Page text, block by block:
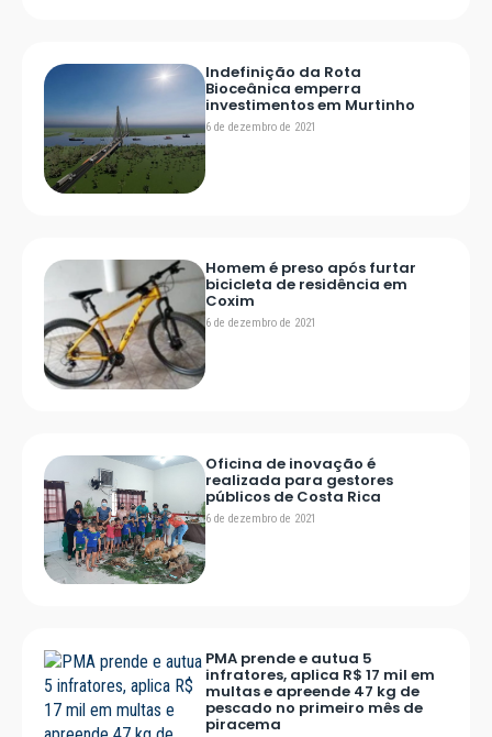
Indefinição da Rota
Bioceânica emperra
investimentos em Murtinho
6 de dezembro de 2021
Homem é preso após furtar
bicicleta de residência em
Coxim
6 de dezembro de 2021
Oficina de inovação é
realizada para gestores
públicos de Costa Rica
6 de dezembro de 2021
PMA prende e autua 5
infratores, aplica R$ 17 mil em
multas e apreende 47 kg de
pescado no primeiro mês de
piracema